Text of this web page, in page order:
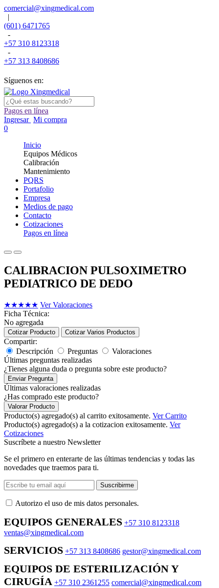
comercial@xingmedical.com
|
(601) 6471765
-
+57 310 8123318
-
+57 313 8408686
Síguenos en:
Pagos en línea
Ingresar Mi compra
0
Inicio
Equipos Médicos
Calibración
Mantenimiento
PQRS
Portafolio
Empresa
Medios de pago
Contacto
Cotizaciones
Pagos en línea
CALIBRACION PULSOXIMETRO
PEDIATRICO DE DEDO
★★★★★ Ver Valoraciones
Ficha Técnica:
No agregada
Cotizar Producto Cotizar Varios Productos
Compartir:
Descripción
Preguntas
Valoraciones
Últimas preguntas realizadas
¿Tienes alguna duda o pregunta sobre este producto?
Enviar Pregunta
Últimas valoraciones realizadas
¿Has comprado este producto?
Valorar Producto
Producto(s) agregado(s) al carrito exitosamente. Ver Carrito
Producto(s) agregado(s) a la cotizacion exitosamente. Ver
Cotizaciones
Suscríbete a nuestro Newsletter
Se el primero en enterarte de las últimas tendencias y todas las
novedades que traemos para ti.
Suscribirme
Autorizo ​​el uso de mis datos personales.
EQUIPOS GENERALES +57 310 8123318
ventas@xingmedical.com
SERVICIOS +57 313 8408686 gestor@xingmedical.com
EQUIPOS DE ESTERILIZACIÓN Y
CIRUGÍA +57 310 2361255 comercial@xingmedical.com